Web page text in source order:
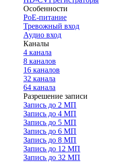
Особенности
PoE-питание
Тревожный вход
Аудио вход
Каналы
4 канала
8 каналов
16 каналов
32 канала
64 канала
Разрешение записи
Запись до 2 МП
Запись до 4 МП
Запись до 5 МП
Запись до 6 МП
Запись до 8 МП
Запись до 12 МП
Запись до 32 МП